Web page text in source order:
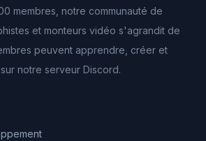
membres, notre communauté de
et monteurs vidéo s'agrandit de
peuvent apprendre, créer et
notre serveur Discord.